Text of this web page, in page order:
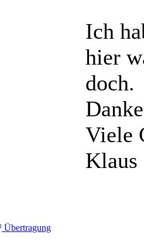
Ich
hier
doch.
Viele
Klaus
Übertragung